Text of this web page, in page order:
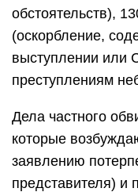
обстоятельств),
(оскорбление,
выступлении или
преступлениям
Дела частного
которые
заявлению
представителя)